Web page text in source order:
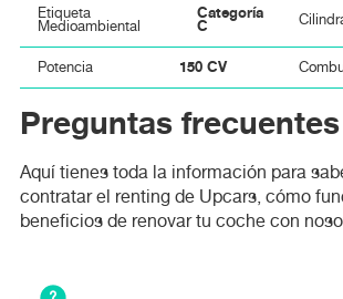
Etiqueta
Medioambiental
Categoría
C
Potencia 150 CV
Preguntas frecuentes
Aquí tienes toda la información para
contratar el renting de Upcars, cómo
beneficios de renovar tu coche con